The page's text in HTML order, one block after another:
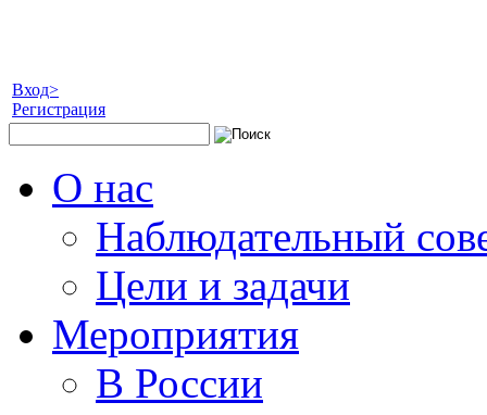
Вход>
Регистрация
О нас
Наблюдательный
Цели и задачи
Мероприятия
В России